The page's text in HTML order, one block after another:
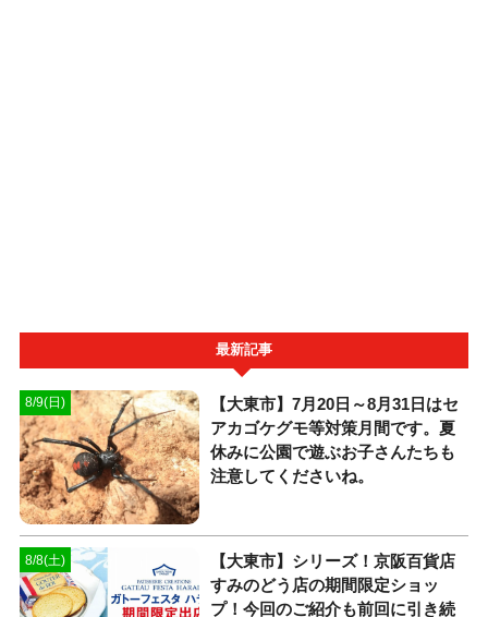
最新記事
8/9(日)
【大東市】7月20日～8月31日はセ
アカゴケグモ等対策月間です。夏
休みに公園で遊ぶお子さんたちも
注意してくださいね。
8/8(土)
【大東市】シリーズ！京阪百貨店
すみのどう店の期間限定ショッ
プ！今回のご紹介も前回に引き続